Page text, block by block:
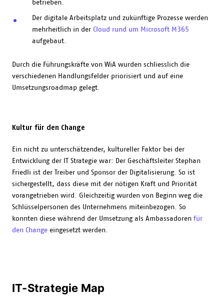
betrieben.
Der digitale Arbeitsplatz und zukünftige Prozesse werden
mehrheitlich in der Cloud rund um Microsoft M365
aufgebaut.
Durch die Führungskräfte von WiA wurden schliesslich die
verschiedenen Handlungsfelder priorisiert und auf eine
Umsetzungsroadmap gelegt.
Kultur für den Change
Ein nicht zu unterschätzender, kultureller Faktor bei der
Entwicklung der IT Strategie war: Der Geschäftsleiter Stephan
Friedli ist der Treiber und Sponsor der Digitalisierung. So ist
sichergestellt, dass diese mit der nötigen Kraft und Priorität
vorangetrieben wird. Gleichzeitig wurden von Beginn weg die
Schlüsselpersonen des Unternehmens miteinbezogen. So
konnten diese während der Umsetzung als Ambassadoren für
den Change eingesetzt werden.
IT-Strategie Map